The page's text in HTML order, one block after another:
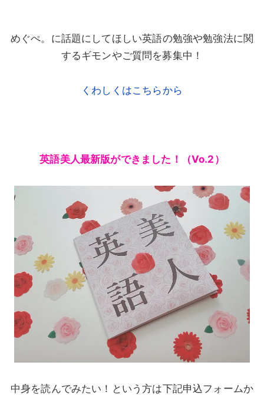
めぐぺ。に話題にしてほしい英語の勉強や勉強法に関
するギモンやご質問を募集中！
くわしくはこちらから
英語美人最新版ができました！（Vo.2）
中身を読んでみたい！という方は下記申込フォームか